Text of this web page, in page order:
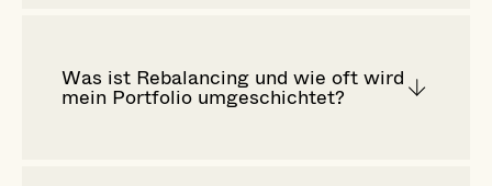
Was ist Rebalancing und wie oft wird
mein Portfolio umgeschichtet?